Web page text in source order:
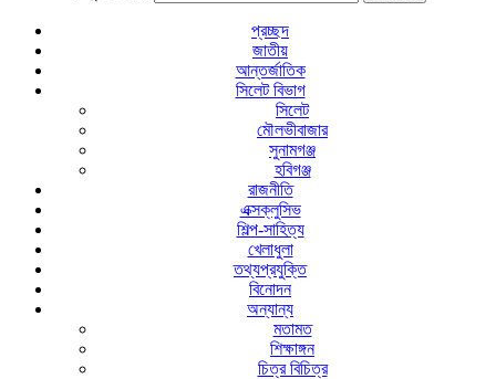
প্রচ্ছদ
জাতীয়
আন্তর্জাতিক
সিলেট বিভাগ
সিলেট
মৌলভীবাজার
সুনামগঞ্জ
হবিগঞ্জ
রাজনীতি
এক্সক্লুসিভ
শিল্প-সাহিত্য
খেলাধুলা
তথ্যপ্রযুক্তি
বিনোদন
অন্যান্য
মতামত
শিক্ষাঙ্গন
চিত্র বিচিত্র